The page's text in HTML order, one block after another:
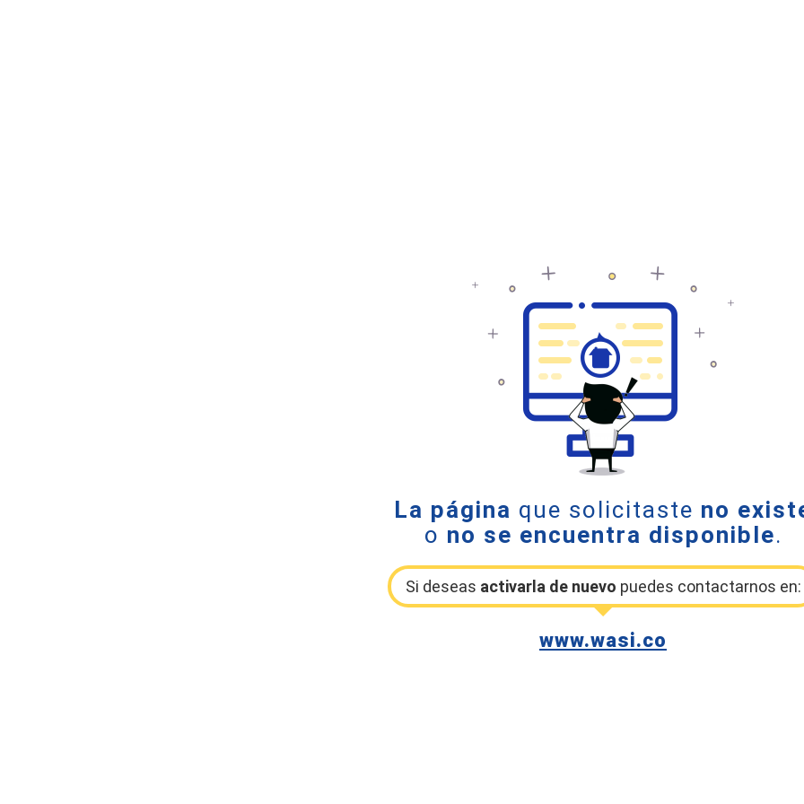
La página que solicitaste no
o no se encuentra disponible.
Si deseas activarla de nuevo puedes contactarnos en:
www.wasi.co